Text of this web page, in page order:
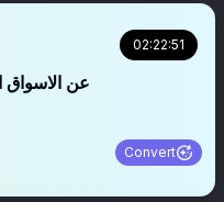
02:22:51
عن الاسواق
Convert